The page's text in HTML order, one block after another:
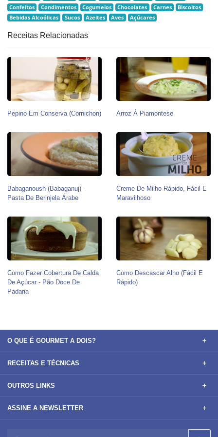
Confeitos
Condimentos Cogumelos Chocolates Carnes
Biscoitos
Bebidas Alcoólicas
Sucos Azeites Aves Açúcares
Receitas Relacionadas
Pepino Em Conserva (Cornichon) Arroz À Piamontese
Babaganoush (babaganuj) -
Pasta De Berinjela Árabe
Creme De Milho Rápido, Fácil E
Maravilhoso
Como Fazer Cobertura De Calda
De Açúcar - Pão Doce De
Padaria
Como Descascar Alho (Fácil E
Rápido)
O QUE É GOURMET A DOIS?
RECEITAS E TÉCNICAS
OUTROS LINKS
ASSINE A NEWSLETTER